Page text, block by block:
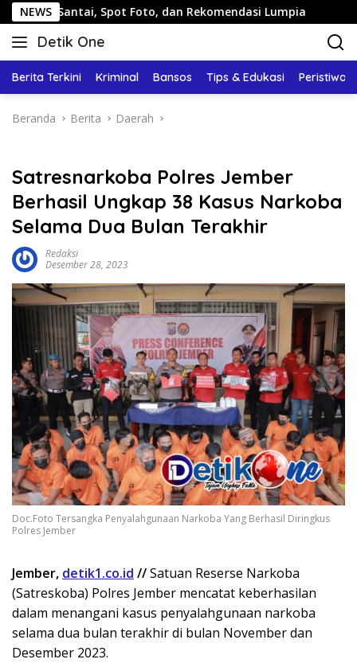
Langsung
ke
konten
NEWS
Spot Foto, dan Rekomendasi Lumpia Panduan
Detik One
Tajam
Fakta
Berita Terkini Kriminal Bansos Tips & Edukasi Peristiwa
Beranda Berita Daerah
Satresnarkoba Polres Jember
Berhasil Ungkap 38 Kasus Narkoba
Selama Dua Bulan Terakhir
Redaksi
Desember 28, 2023
Doc.Foto Tersangka Penyalahgunaan Narkoba Yang Berhasil Diringkus
Polres Jember
Jember, detik1.co.id //Satuan Reserse Narkoba
(Satreskoba) Polres Jember mencatat keberhasilan
dalam menangani kasus penyalahgunaan narkoba
selama dua bulan terakhir di bulan November dan
Desember 2023.